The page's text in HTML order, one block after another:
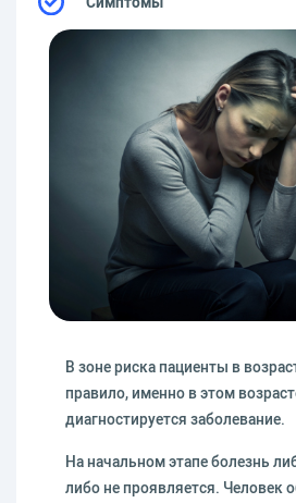
В зоне риска пациенты в
правило, именно в этом
диагностируется заболевание.
На начальном этапе болезнь
либо не проявляется. Человек